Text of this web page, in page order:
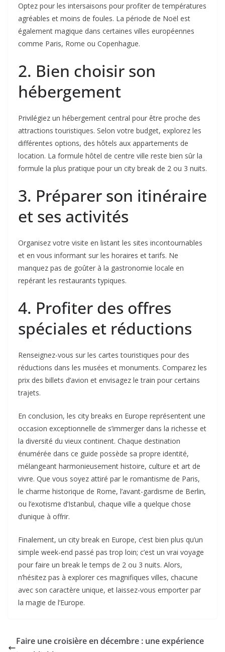
Optez pour les intersaisons pour profiter de températures
agréables et moins de foules. La période de Noël est
également magique dans certaines villes européennes
comme Paris, Rome ou Copenhague.
2. Bien choisir son
hébergement
Privilégiez un hébergement central pour être proche des
attractions touristiques. Selon votre budget, explorez les
différentes options, des hôtels aux appartements de
location. La formule hôtel de centre ville reste bien sûr la
formule la plus pratique pour un city break de 2 ou 3 nuits.
3. Préparer son itinéraire
et ses activités
Organisez votre visite en listant les sites incontournables
et en vous informant sur les horaires et tarifs. Ne
manquez pas de goûter à la gastronomie locale en
repérant les restaurants typiques.
4. Profiter des offres
spéciales et réductions
Renseignez-vous sur les cartes touristiques pour des
réductions dans les musées et monuments. Comparez les
prix des billets d’avion et envisagez le train pour certains
trajets.
En conclusion, les city breaks en Europe représentent une
occasion exceptionnelle de s’immerger dans la richesse et
la diversité du vieux continent. Chaque destination
énumérée dans ce guide possède sa propre identité,
mélangeant harmonieusement histoire, culture et art de
vivre. Que vous soyez attiré par le romantisme de Paris,
le charme historique de Rome, l’avant-gardisme de Berlin,
ou l’exotisme d’Istanbul, chaque ville a quelque chose
d’unique à offrir.
Finalement, un city break en Europe, c’est bien plus qu’un
simple week-end passé pas trop loin; c’est un vrai voyage
pour faire un break le temps de 2 ou 3 nuits. Alors,
n’hésitez pas à explorer ces magnifiques villes, chacune
avec son caractère unique, et laissez-vous emporter par
la magie de l’Europe.
Faire une croisière en décembre : une expérience